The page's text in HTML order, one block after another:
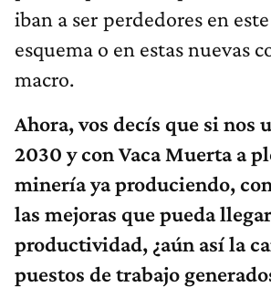
iban a ser perdedores en
esquema o en estas nuevas
macro.
Ahora, vos decís que si nos
2030 y con Vaca Muerta a
minería ya produciendo,
las mejoras que pueda
productividad, ¿aún así la
puestos de trabajo